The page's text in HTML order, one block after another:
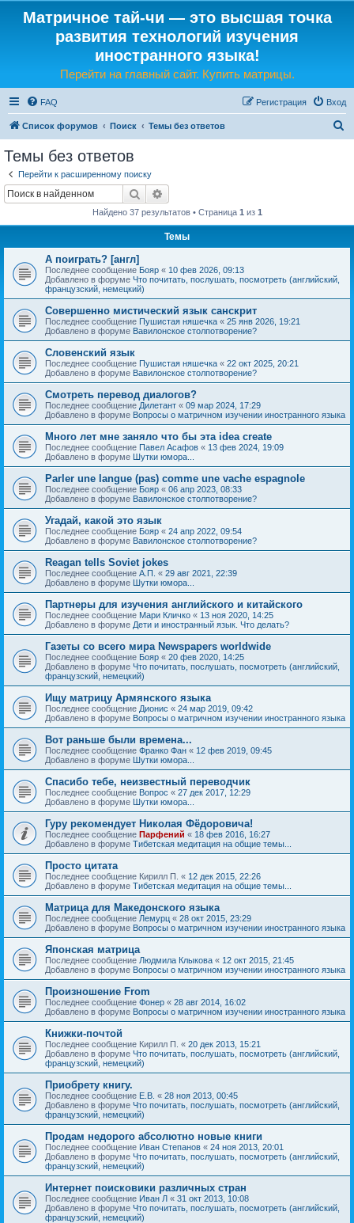
Матричное тай-чи — это высшая точка
развития технологий изучения
иностранного языка!
Перейти на главный сайт. Купить матрицы.
FAQ Вход
Регистрация
Список форумов Поиск Темы без ответов
Темы без ответов
Перейти к расширенному поиску
Поиск
Найдено 37 результатов • Страница 1 из 1
Темы
А поиграть? [англ]
Последнее сообщение Бояр « 10 фев 2026, 09:13
Добавлено в форуме Что почитать, послушать, посмотреть (английский,
французский, немецкий)
Совершенно мистический язык санскрит
Последнее сообщение Пушистая няшечка « 25 янв 2026, 19:21
Добавлено в форуме Вавилонское столпотворение?
Словенский язык
Последнее сообщение Пушистая няшечка « 22 окт 2025, 20:21
Добавлено в форуме Вавилонское столпотворение?
Смотреть перевод диалогов?
Последнее сообщение Дилетант « 09 мар 2024, 17:29
Добавлено в форуме Вопросы о матричном изучении иностранного языка
Много лет мне заняло что бы эта idea create
Последнее сообщение Павел Асафов « 13 фев 2024, 19:09
Добавлено в форуме Шутки юмора...
Parler une langue (pas) comme une vache espagnole
Последнее сообщение Бояр « 06 апр 2023, 08:33
Добавлено в форуме Вавилонское столпотворение?
Угадай, какой это язык
Последнее сообщение Бояр « 24 апр 2022, 09:54
Добавлено в форуме Вавилонское столпотворение?
Reagan tells Soviet jokes
Последнее сообщение А.П. « 29 авг 2021, 22:39
Добавлено в форуме Шутки юмора...
Партнеры для изучения английского и китайского
Последнее сообщение Мари Кличко « 13 ноя 2020, 14:25
Добавлено в форуме Дети и иностранный язык. Что делать?
Газеты со всего мира Newspapers worldwide
Последнее сообщение Бояр « 20 фев 2020, 14:25
Добавлено в форуме Что почитать, послушать, посмотреть (английский,
французский, немецкий)
Ищу матрицу Армянского языка
Последнее сообщение Дионис « 24 мар 2019, 09:42
Добавлено в форуме Вопросы о матричном изучении иностранного языка
Вот раньше были времена...
Последнее сообщение Франко Фан « 12 фев 2019, 09:45
Добавлено в форуме Шутки юмора...
Спасибо тебе, неизвестный переводчик
Последнее сообщение Вопрос « 27 дек 2017, 12:29
Добавлено в форуме Шутки юмора...
Гуру рекомендует Николая Фёдоровича!
Последнее сообщение Парфений « 18 фев 2016, 16:27
Добавлено в форуме Тибетская медитация на общие темы...
Просто цитата
Последнее сообщение Кирилл П. « 12 дек 2015, 22:26
Добавлено в форуме Тибетская медитация на общие темы...
Матрица для Македонского языка
Последнее сообщение Лемурц « 28 окт 2015, 23:29
Добавлено в форуме Вопросы о матричном изучении иностранного языка
Японская матрица
Последнее сообщение Людмила Клыкова « 12 окт 2015, 21:45
Добавлено в форуме Вопросы о матричном изучении иностранного языка
Произношение From
Последнее сообщение Фонер « 28 авг 2014, 16:02
Добавлено в форуме Вопросы о матричном изучении иностранного языка
Книжки-почтой
Последнее сообщение Кирилл П. « 20 дек 2013, 15:21
Добавлено в форуме Что почитать, послушать, посмотреть (английский,
французский, немецкий)
Приобрету книгу.
Последнее сообщение Е.В. « 28 ноя 2013, 00:45
Добавлено в форуме Что почитать, послушать, посмотреть (английский,
французский, немецкий)
Продам недорого абсолютно новые книги
Последнее сообщение Иван Степанов « 24 ноя 2013, 20:01
Добавлено в форуме Что почитать, послушать, посмотреть (английский,
французский, немецкий)
Интернет поисковики различных стран
Последнее сообщение Иван Л « 31 окт 2013, 10:08
Добавлено в форуме Что почитать, послушать, посмотреть (английский,
французский, немецкий)